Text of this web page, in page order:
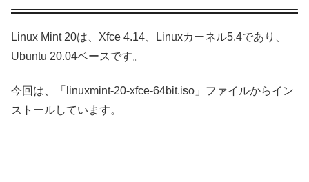
Linux Mint 20は、Xfce 4.14、Linuxカーネル5.4であり、
Ubuntu 20.04ベースです。
今回は、「linuxmint-20-xfce-64bit.iso」ファイルからイン
ストールしています。